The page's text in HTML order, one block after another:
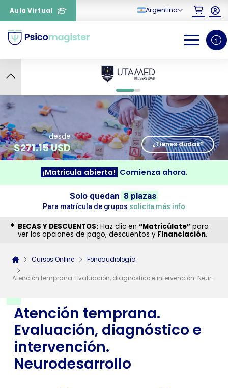
Aula Virtual Argentina
0 1
Atención temprana.
Evaluación, diagnóstico e
intervención.
Neurodesarrollo
desde
$271.15 USD ¿Tienes dudas?
¡Matrícula abierta! Comienza ahora.
Solo quedan 8 plazas
Para matrícula de grupos solicita más info
BECAS Y DESCUENTOS: Haz clic en “Matricúlate” para
ver las opciones de pago, descuentos y Financiación.
Cursos Online Fonoaudiología
Atención temprana. Evaluación, diagnóstico e intervención. Neurodesarrollo
¿Necesitas más información
sobre un curso?